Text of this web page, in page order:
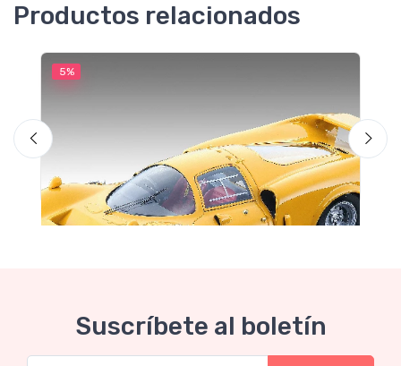
Productos relacionados
5%
Suscríbete al boletín